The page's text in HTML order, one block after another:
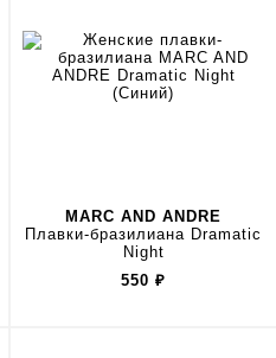
MARC AND ANDRE
Плавки-бразилиана Dramatic
Night
550 ₽